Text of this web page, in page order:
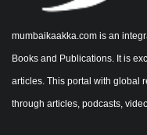
mumbaikaakka.com is an
Books and Publications. It is
articles. This portal with global
through articles, podcasts,